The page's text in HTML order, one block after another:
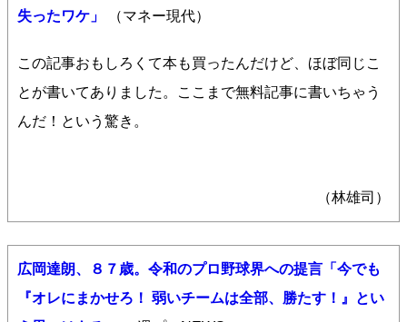
失ったワケ」
（マネー現代）
この記事おもしろくて本も買ったんだけど、ほぼ同じこ
とが書いてありました。ここまで無料記事に書いちゃう
んだ！という驚き。
（林雄司）
広岡達朗、８７歳。令和のプロ野球界への提言「今でも
『オレにまかせろ！ 弱いチームは全部、勝たす！』とい